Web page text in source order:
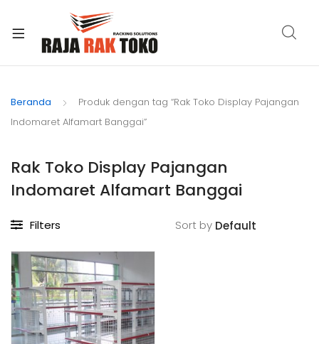
Beranda
Produk dengan tag “Rak Toko Display Pajangan
Indomaret Alfamart Banggai”
Rak Toko Display Pajangan
Indomaret Alfamart Banggai
Filters Sort by